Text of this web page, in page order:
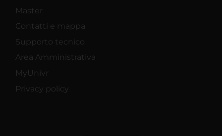
Master
Contatti e mappa
Supporto tecnico
Area Amministrativa
MyUnivr
Privacy policy